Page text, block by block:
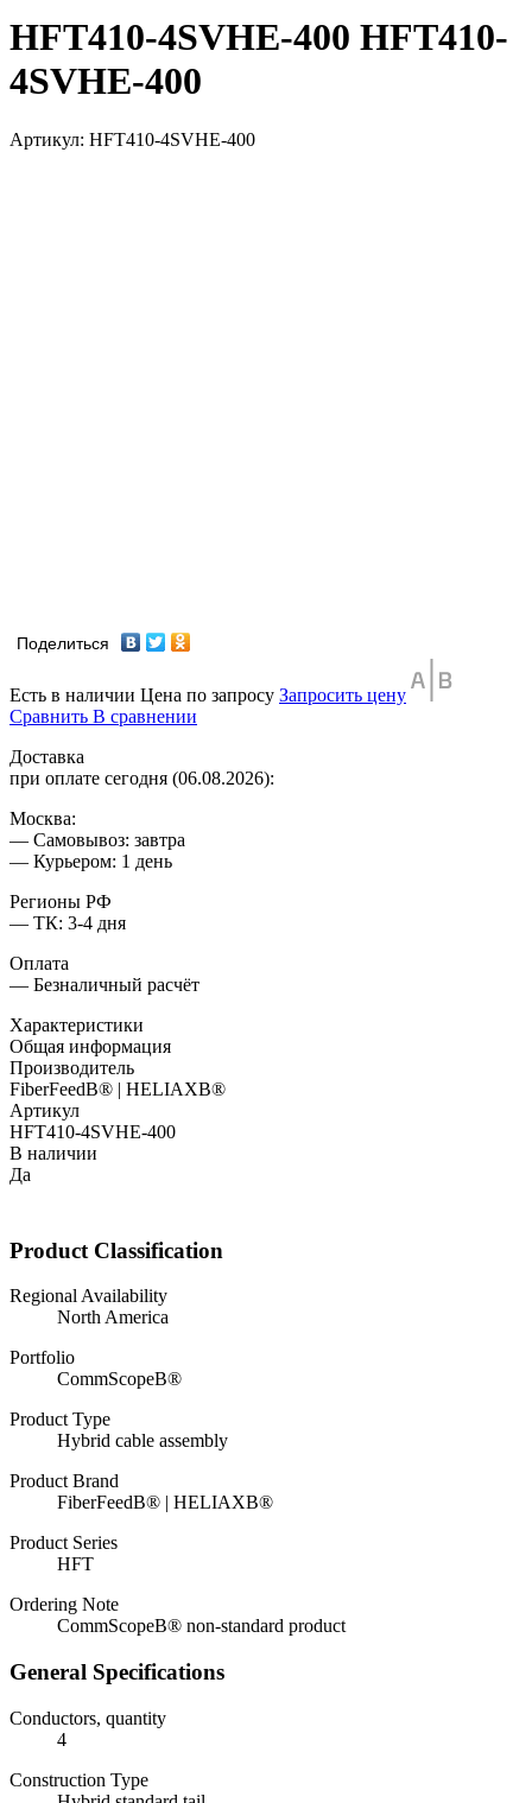
HFT410-4SVHE-400 HFT410-
4SVHE-400
Артикул: HFT410-4SVHE-400
Поделиться
Есть в наличии Цена по запросу Запросить цену
Сравнить В сравнении
Доставка
при оплате сегодня (06.08.2026):
Москва:
— Самовывоз: завтра
— Курьером: 1 день
Регионы РФ
— ТК: 3-4 дня
Оплата
— Безналичный расчёт
Характеристики
Общая информация
Производитель
FiberFeedВ® | HELIAXВ®
Артикул
HFT410-4SVHE-400
В наличии
Да
Product Classification
Regional Availability
North America
Portfolio
CommScopeВ®
Product Type
Hybrid cable assembly
Product Brand
FiberFeedВ® | HELIAXВ®
Product Series
HFT
Ordering Note
CommScopeВ® non-standard product
General Specifications
Conductors, quantity
4
Construction Type